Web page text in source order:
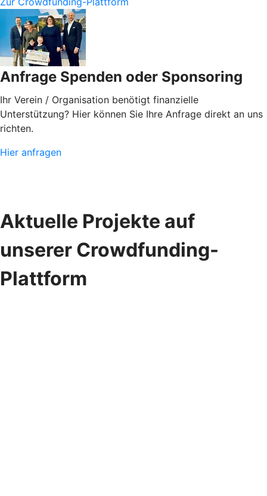
Anfrage Spenden oder Sponsoring
Ihr Verein / Organisation benötigt finanzielle
Unterstützung? Hier können Sie Ihre Anfrage direkt an uns
richten.
Hier anfragen
Aktuelle Projekte auf
unserer Crowdfunding-
Plattform